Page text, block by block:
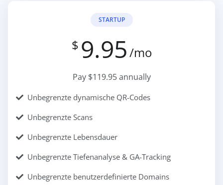
STARTUP
$ 9.95/mo
Pay $119.95 annually
Unbegrenzte dynamische QR-Codes
Unbegrenzte Scans
Unbegrenzte Lebensdauer
Unbegrenzte Tiefenanalyse & GA-Tracking
Unbegrenzte benutzerdefinierte Domains